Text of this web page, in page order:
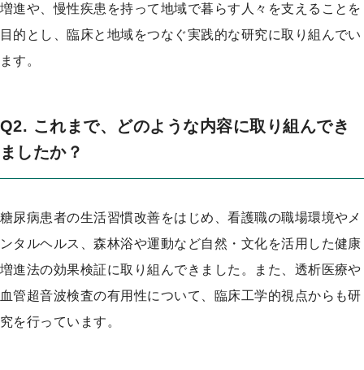
増進や、慢性疾患を持って地域で暮らす人々を支えることを
目的とし、臨床と地域をつなぐ実践的な研究に取り組んでい
ます。
Q2. これまで、どのような内容に取り組んでき
ましたか？
糖尿病患者の生活習慣改善をはじめ、看護職の職場環境やメ
ンタルヘルス、森林浴や運動など自然・文化を活用した健康
増進法の効果検証に取り組んできました。また、透析医療や
血管超音波検査の有用性について、臨床工学的視点からも研
究を行っています。